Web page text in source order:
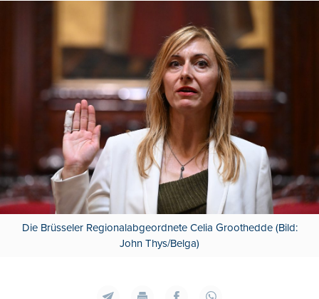
Die Brüsseler Regionalabgeordnete Celia Groothedde (Bild:
John Thys/Belga)